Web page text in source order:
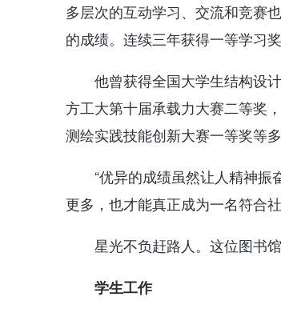
多层次的互动学习、交流和竞赛
的成绩。连续三年获得一等学习
他曾获得全国大学生结构设
方工大第十届承载力大赛二等奖
测绘实践技能创新大赛一等奖等
“优异的成绩虽然让人精神
更多，也才能真正成为一名符合
星光不负赶路人。这位图书
学生工作